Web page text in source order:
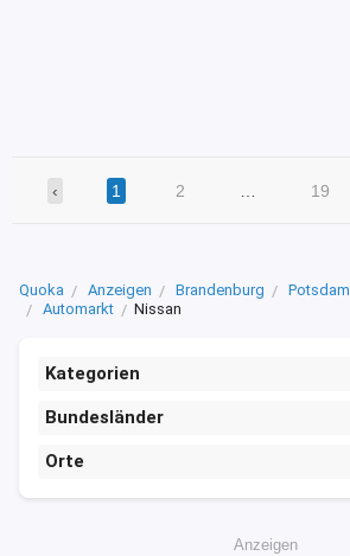
‹ 1 2 19
Quoka Anzeigen Brandenburg Potsdam
Automarkt
Nissan
Kategorien
Bundesländer
Orte
Anzeigen